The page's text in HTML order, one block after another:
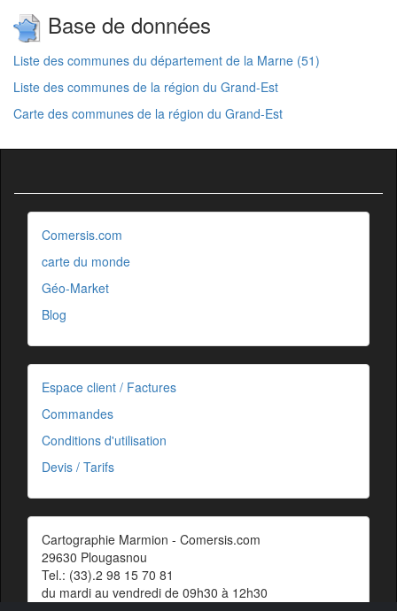
Base de données
Liste des communes du département de la Marne (51)
Liste des communes de la région du Grand-Est
Carte des communes de la région du Grand-Est
Comersis.com
carte du monde
Géo-Market
Blog
Espace client / Factures
Commandes
Conditions d'utilisation
Devis / Tarifs
Cartographie Marmion - Comersis.com
29630 Plougasnou
Tel.: (33).2 98 15 70 81
du mardi au vendredi de 09h30 à 12h30